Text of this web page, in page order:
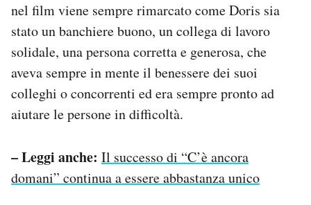
nel film viene sempre rimarcato come Doris sia
stato un banchiere buono, un collega di lavoro
solidale, una persona corretta e generosa, che
aveva sempre in mente il benessere dei suoi
colleghi o concorrenti ed era sempre pronto ad
aiutare le persone in difficoltà.
– Leggi anche: Il successo di “C’è ancora
domani” continua a essere abbastanza unico